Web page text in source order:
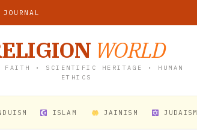
WORLD
FAITH • SCIENTIFIC HERITAGE • HUMAN
ETHICS
ISLAM JAINISM JUDAISM